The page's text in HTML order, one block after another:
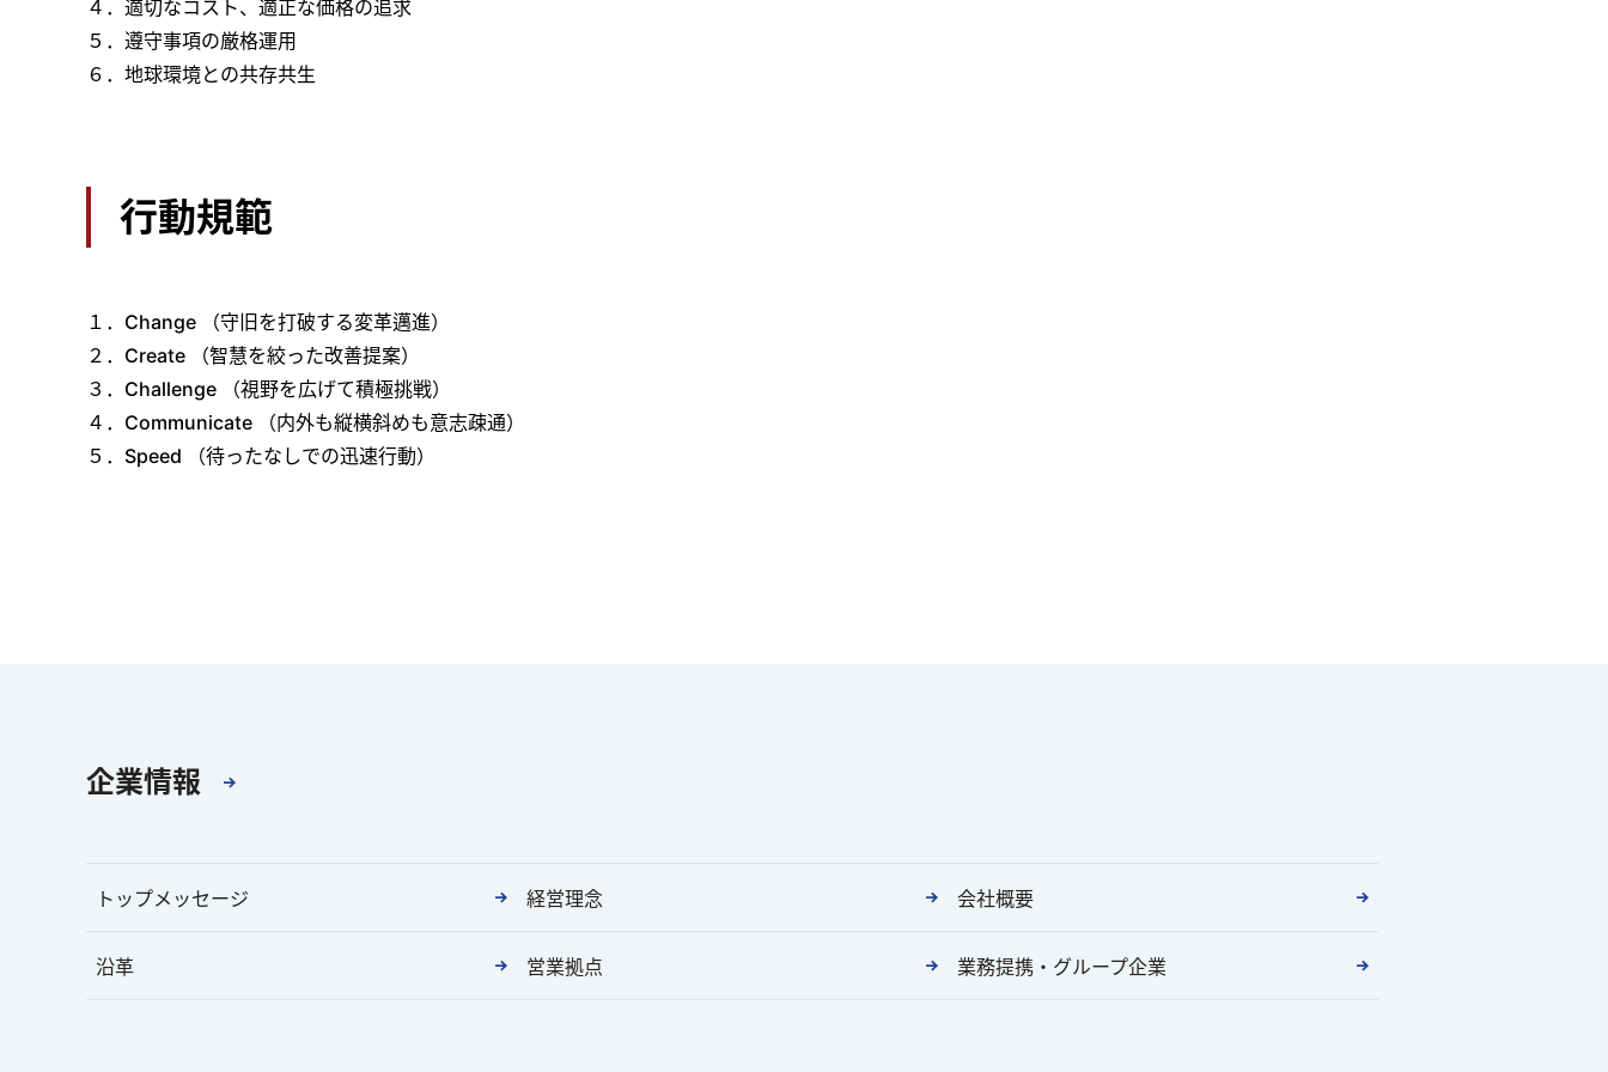
４．適切なコスト、適正な価格の追求
５．遵守事項の厳格運用
６．地球環境との共存共生
行動規範
１．Change （守旧を打破する変革邁進）
２．Create （智慧を絞った改善提案）
３．Challenge （視野を広げて積極挑戦）
４．Communicate （内外も縦横斜めも意志疎通）
５．Speed （待ったなしでの迅速行動）
企業情報
トップメッセージ 経営理念 会社概要
沿革 営業拠点 業務提携・グループ企業